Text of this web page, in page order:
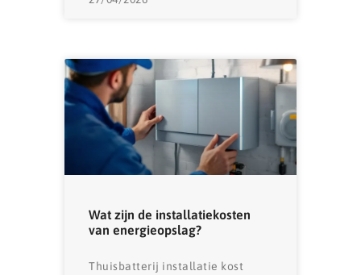
Wat zijn de installatiekosten
van energieopslag?
Thuisbatterij installatie kost